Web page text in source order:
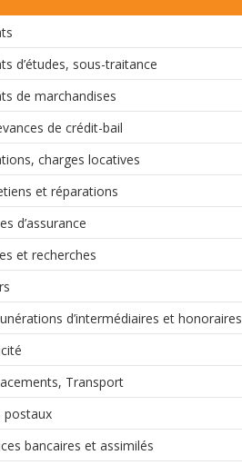
d’études, sous-traitance
de marchandises
de crédit-bail
charges locatives
et réparations
d’assurance
et recherches
d’intermédiaires et honoraires
Transport
postaux
bancaires et assimilés